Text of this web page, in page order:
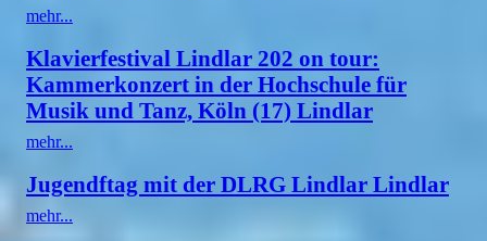
mehr...
Klavierfestival Lindlar 202 on tour:
Kammerkonzert in der Hochschule für
Musik und Tanz, Köln (17) Lindlar
mehr...
Jugendftag mit der DLRG Lindlar Lindlar
mehr...